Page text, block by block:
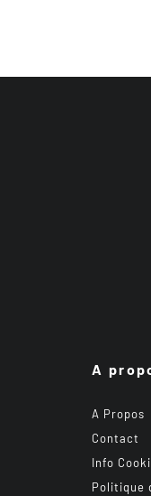
A
A Propos
Contact
Info
Politique